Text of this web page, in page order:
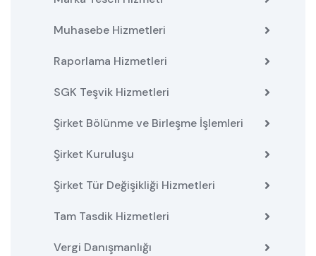
Muhasebe Hizmetleri
Raporlama Hizmetleri
SGK Teşvik Hizmetleri
Şirket Bölünme ve Birleşme İşlemleri
Şirket Kuruluşu
Şirket Tür Değişikliği Hizmetleri
Tam Tasdik Hizmetleri
Vergi Danışmanlığı